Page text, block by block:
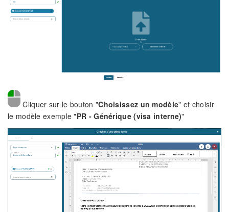
Cliquer sur le bouton "Choisissez un modèle" et choisir
le modèle exemple "PR - Générique (visa interne)"